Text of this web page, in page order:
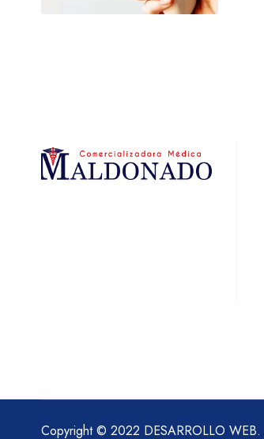
Homecare
Instituto Bioclon
OMROM
Pisa
Copyright © 2022 DESARROLLO WEB.